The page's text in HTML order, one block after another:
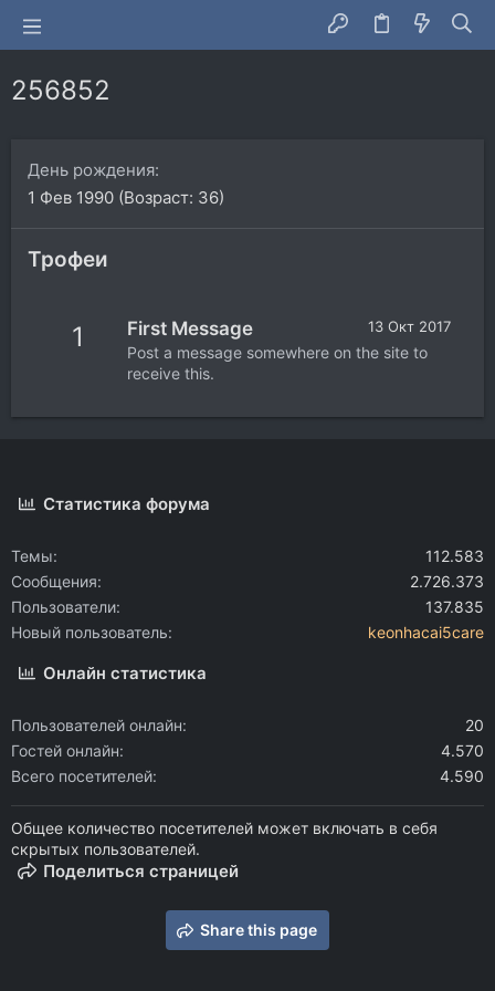
256852
День рождения
1 Фев 1990 (Возраст: 36)
Трофеи
1 13 Окт 2017
First Message
Post a message somewhere on the site to
receive this.
Статистика форума
Темы
112.583
Сообщения
2.726.373
Пользователи
137.835
Новый пользователь
keonhacai5care
Онлайн статистика
Пользователей онлайн
20
Гостей онлайн
4.570
Всего посетителей
4.590
Общее количество посетителей может включать в себя
скрытых пользователей.
Поделиться страницей
Share this page